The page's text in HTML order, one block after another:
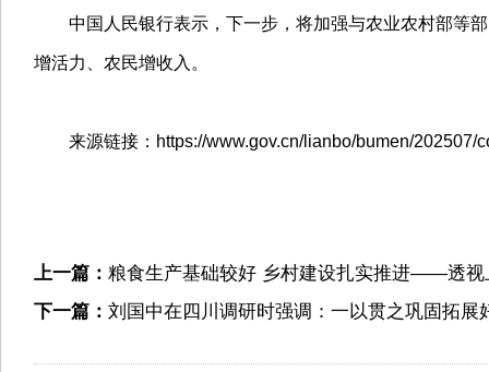
中国人民银行表示，下一步，将加强与农业农村部等部
增活力、农民增收入。
来源链接：https://www.gov.cn/lianbo/bumen/202507/
上一篇： 粮食生产基础较好 乡村建设扎实推进——透
下一篇： 刘国中在四川调研时强调：一以贯之巩固拓